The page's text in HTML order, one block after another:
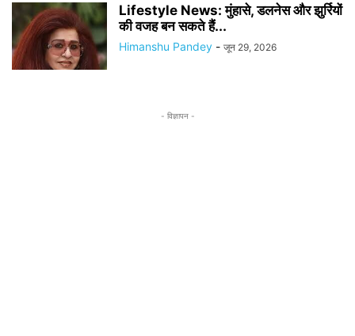
Lifestyle News: मुंहासे, डलनेस और झुर्रियों
की वजह बन सकते हैं...
Himanshu Pandey - जून 29, 2026
- विज्ञापन -